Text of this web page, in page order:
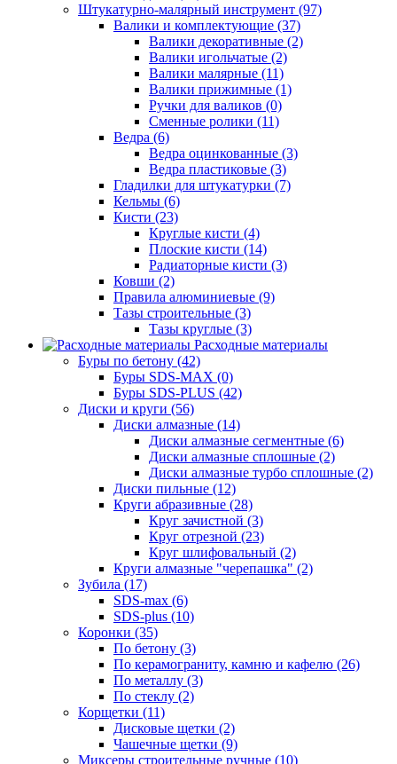
Штукатурно-малярный инструмент (97)
Валики и комплектующие (37)
Валики декоративные (2)
Валики игольчатые (2)
Валики малярные (11)
Валики прижимные (1)
Ручки для валиков (0)
Сменные ролики (11)
Ведра (6)
Ведра оцинкованные (3)
Ведра пластиковые (3)
Гладилки для штукатурки (7)
Кельмы (6)
Кисти (23)
Круглые кисти (4)
Плоские кисти (14)
Радиаторные кисти (3)
Ковши (2)
Правила алюминиевые (9)
Тазы строительные (3)
Тазы круглые (3)
Расходные материалы
Буры по бетону (42)
Буры SDS-MAX (0)
Буры SDS-PLUS (42)
Диски и круги (56)
Диски алмазные (14)
Диски алмазные сегментные (6)
Диски алмазные сплошные (2)
Диски алмазные турбо сплошные (2)
Диски пильные (12)
Круги абразивные (28)
Круг зачистной (3)
Круг отрезной (23)
Круг шлифовальный (2)
Круги алмазные "черепашка" (2)
Зубила (17)
SDS-max (6)
SDS-plus (10)
Коронки (35)
По бетону (3)
По керамограниту, камню и кафелю (26)
По металлу (3)
По стеклу (2)
Корщетки (11)
Дисковые щетки (2)
Чашечные щетки (9)
Миксеры строительные ручные (10)